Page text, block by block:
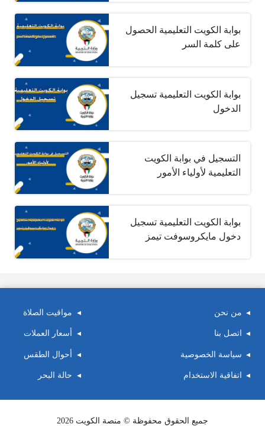
بوابة الكويت التعليمية الحصول
على كلمة السر
بوابة الكويت التعليمية تسجيل
الدخول
التسجيل في بوابة الكويت
التعليمية لأولياء الأمور
بوابة الكويت التعليمية تسجيل
دخول مايكروسوفت تيمز
من نحن
اتصل بنا
سياسة الخصوصية
اتفاقية الاستخدام
مواقيت الصلاة
أسعار العملات
أحوال الطقس
حالة البحر
جميع الحقوق محفوظة © منصة الكويت 2026